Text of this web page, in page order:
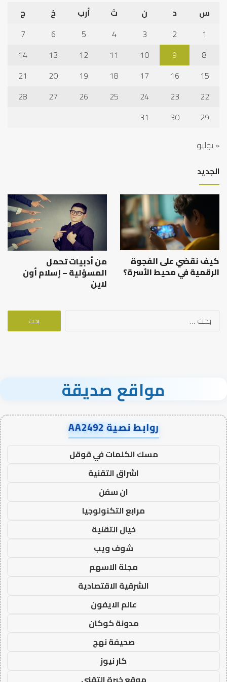
س
د ن ث أرب خ
ج
1
2
3
4
5
6
7
8
9
10
11
12
13
14
15
16
17
18
19
20
21
22
23
24
25
26
27
28
29
30
31
« يوليو
الجديد
كيف نقضي على الفجوة
الرقمية في محيط الأسرة؟
من أدبيات تحمل
المسؤلية – إسلام أون
لاين
البحث
مواقع صديقة
روابط نصية AA2492
مسك الكلمات في قوقل
اشراق التقنية
ان سفن
مرابع التكنولوجيا
خيال التقنية
شوف ويب
مجلة الاسهم
الشرقية الاقتصادية
عالم الايفون
مدونة كوكان
صحيفة نهج
كار نيوز